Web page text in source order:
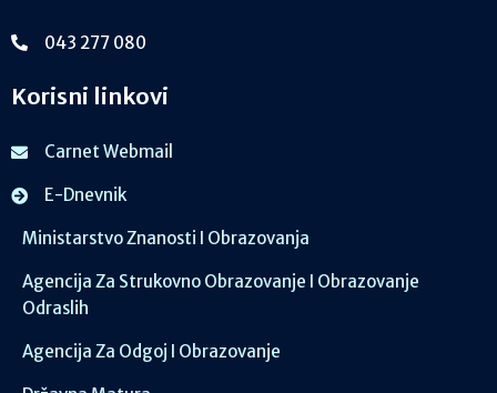
043 277 080
Korisni linkovi
Carnet Webmail
E-Dnevnik
Ministarstvo Znanosti I Obrazovanja
Agencija Za Strukovno Obrazovanje I Obrazovanje
Odraslih
Agencija Za Odgoj I Obrazovanje